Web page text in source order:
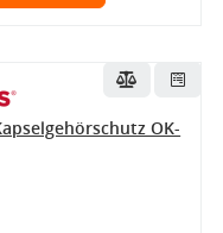
OK-